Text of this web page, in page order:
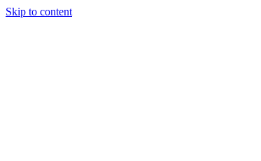
Skip to content